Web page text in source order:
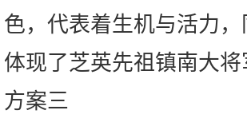
色，代表着生机与活力
体现了芝英先祖镇南大
方案三